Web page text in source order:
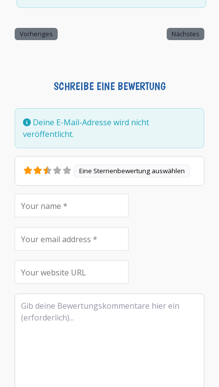
Vorheriges Nächstes
SCHREIBE EINE BEWERTUNG
Deine E-Mail-Adresse wird nicht
veröffentlicht.
Eine Sternenbewertung auswählen
Rezensionstext